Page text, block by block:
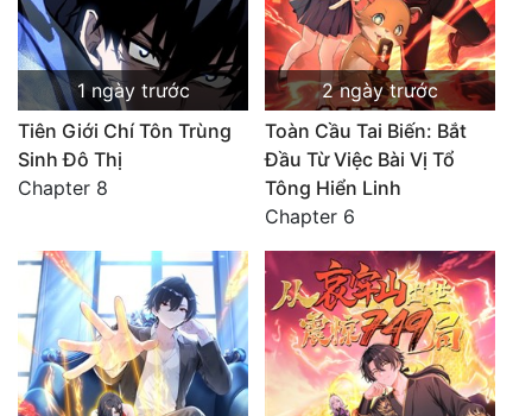
1 ngày trước
Tiên Giới Chí Tôn Trùng
Sinh Đô Thị
Chapter 8
2 ngày trước
Toàn Cầu Tai Biến: Bắt
Đầu Từ Việc Bài Vị Tổ
Tông Hiển Linh
Chapter 6